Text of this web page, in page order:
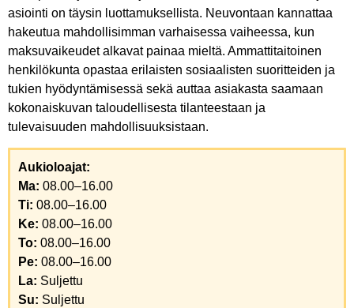
asiointi on täysin luottamuksellista. Neuvontaan kannattaa
hakeutua mahdollisimman varhaisessa vaiheessa, kun
maksuvaikeudet alkavat painaa mieltä. Ammattitaitoinen
henkilökunta opastaa erilaisten sosiaalisten suoritteiden ja
tukien hyödyntämisessä sekä auttaa asiakasta saamaan
kokonaiskuvan taloudellisesta tilanteestaan ja
tulevaisuuden mahdollisuuksistaan.
Aukioloajat:
Ma: 08.00–16.00
Ti: 08.00–16.00
Ke: 08.00–16.00
To: 08.00–16.00
Pe: 08.00–16.00
La: Suljettu
Su: Suljettu